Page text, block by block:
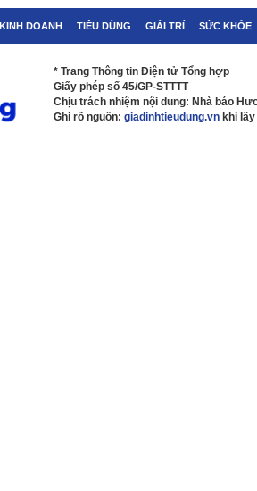
KINH DOANH TIÊU DÙNG GIẢI TRÍ SỨC KHỎE
* Trang Thông tin Điện tử Tổng hợp
Giấy phép số 45/GP-STTTT
Chịu trách nhiệm nội dung: Nhà báo
Ghi rõ nguồn: giadinhtieudung.vn khi